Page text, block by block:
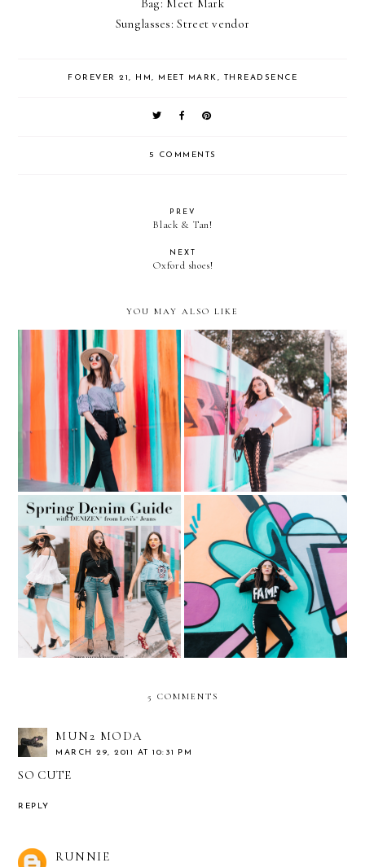
Bag: Meet Mark
Sunglasses: Street vendor
FOREVER 21, HM, MEET MARK, THREADSENCE
5 COMMENTS
PREV
Black & Tan!
NEXT
Oxford shoes!
YOU MAY ALSO LIKE
Learning to love my body
again... Gingham + Slides
Lace-Up Jeans and Clear
Aviators
Spring Denim Guide…with
DENIZEN® from Levi’s®
Jeans
Fame & Famous
5 COMMENTS
MUN2 MODA
MARCH 29, 2011 AT 10:31 PM
SO CUTE
REPLY
RUNNIE